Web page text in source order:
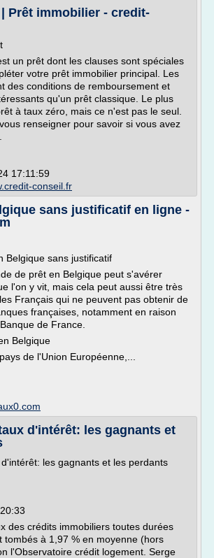
Prêt immobilier - credit-
un prêt dont les clauses sont spéciales
votre prêt immobilier principal. Les
des conditions de remboursement et
qu'un prêt classique. Le plus
à taux zéro, mais ce n'est pas le seul.
renseigner pour savoir si vous avez
17:11:59
conseil.fr
sans justificatif en ligne -
Belgique sans justificatif
de prêt en Belgique peut s'avérer
l'on y vit, mais cela peut aussi être très
Français qui ne peuvent pas obtenir de
françaises, notamment en raison
de France.
Belgique
de l'Union Européenne,...
d'intérêt: les gagnants et
les gagnants et les perdants
des crédits immobiliers toutes durées
tombés à 1,97 % en moyenne (hors
l'Observatoire crédit logement. Serge